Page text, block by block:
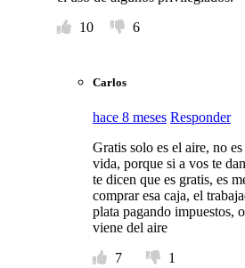
10
6
Carlos
hace 8 meses Responder
Gratis solo es el aire, no
vida, porque si a vos te
te dicen que es gratis, es
comprar esa caja, el
plata pagando impuestos,
viene del aire
7
1